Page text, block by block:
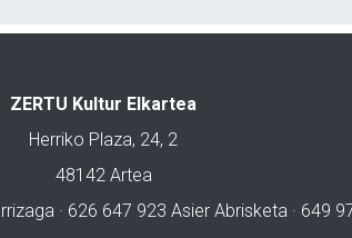
ZERTU Kultur Elkartea
Herriko Plaza, 24, 2
48142 Artea
· 626 647 923 Asier Abrisketa · 649